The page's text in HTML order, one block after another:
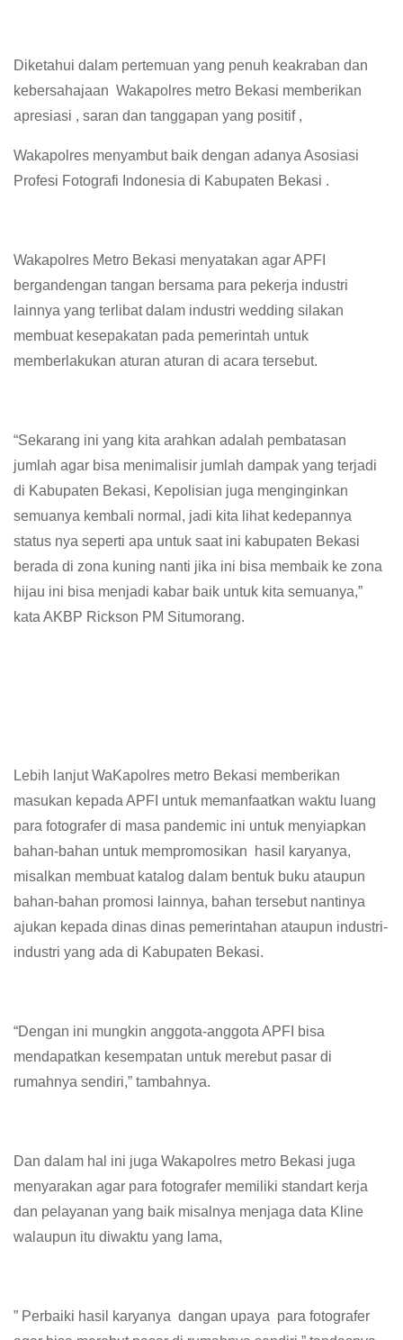
Diketahui dalam pertemuan yang penuh keakraban dan
kebersahajaan Wakapolres metro Bekasi memberikan
apresiasi , saran dan tanggapan yang positif ,
Wakapolres menyambut baik dengan adanya Asosiasi
Profesi Fotografi Indonesia di Kabupaten Bekasi .
Wakapolres Metro Bekasi menyatakan agar APFI
bergandengan tangan bersama para pekerja industri
lainnya yang terlibat dalam industri wedding silakan
membuat kesepakatan pada pemerintah untuk
memberlakukan aturan aturan di acara tersebut.
“Sekarang ini yang kita arahkan adalah pembatasan
jumlah agar bisa menimalisir jumlah dampak yang terjadi
di Kabupaten Bekasi, Kepolisian juga menginginkan
semuanya kembali normal, jadi kita lihat kedepannya
status nya seperti apa untuk saat ini kabupaten Bekasi
berada di zona kuning nanti jika ini bisa membaik ke zona
hijau ini bisa menjadi kabar baik untuk kita semuanya,”
kata AKBP Rickson PM Situmorang.
Lebih lanjut WaKapolres metro Bekasi memberikan
masukan kepada APFI untuk memanfaatkan waktu luang
para fotografer di masa pandemic ini untuk menyiapkan
bahan-bahan untuk mempromosikan hasil karyanya,
misalkan membuat katalog dalam bentuk buku ataupun
bahan-bahan promosi lainnya, bahan tersebut nantinya
ajukan kepada dinas dinas pemerintahan ataupun industri-
industri yang ada di Kabupaten Bekasi.
“Dengan ini mungkin anggota-anggota APFI bisa
mendapatkan kesempatan untuk merebut pasar di
rumahnya sendiri,” tambahnya.
Dan dalam hal ini juga Wakapolres metro Bekasi juga
menyarakan agar para fotografer memiliki standart kerja
dan pelayanan yang baik misalnya menjaga data Kline
walaupun itu diwaktu yang lama,
” Perbaiki hasil karyanya dangan upaya para fotografer